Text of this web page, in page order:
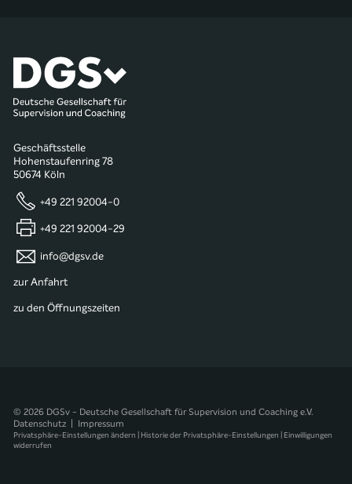
Geschäftsstelle
Hohenstaufenring 78
50674 Köln
+49 221 92004-0
+49 221 92004-29
info@dgsv.de
zur Anfahrt
zu den Öffnungszeiten
© 2026 DGSv - Deutsche Gesellschaft für Supervision und Coaching e.V.
Datenschutz
Impressum
Privatsphäre-Einstellungen ändern | Historie der Privatsphäre-Einstellungen | Einwilligungen
widerrufen